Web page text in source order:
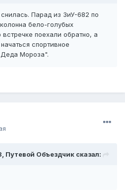
Парад из ЗиУ-682 по
бело-голубых
поехали обратно, а
спортивное
Мороза".
Путевой Объездчик сказал: